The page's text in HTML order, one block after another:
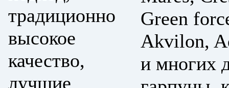
традиционно
высокое
качество,
лучшие
Green
Akvilon,
и многих